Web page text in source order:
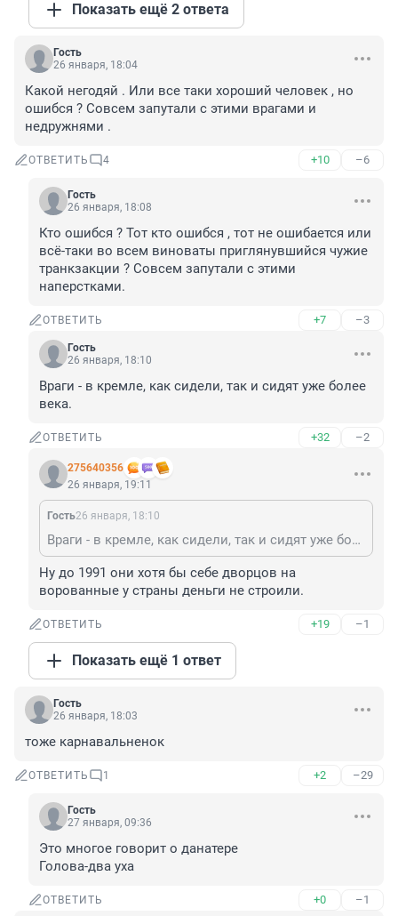
Показать ещё 2 ответа
Гость
26 января, 18:04
Какой негодяй . Или все таки хороший человек , но
ошибся ? Совсем запутали с этими врагами и
недружнями .
ОТВЕТИТЬ 4 +10 –6
Гость
26 января, 18:08
Кто ошибся ? Тот кто ошибся , тот не ошибается или
всё-таки во всем виноваты приглянувшийся чужие
транкзакции ? Совсем запутали с этими
наперстками.
ОТВЕТИТЬ +7 –3
Гость
26 января, 18:10
Враги - в кремле, как сидели, так и сидят уже более
века.
ОТВЕТИТЬ +32 –2
275640356
26 января, 19:11
Гость26 января, 18:10
Враги - в кремле, как сидели, так и сидят уже более века.
Ну до 1991 они хотя бы себе дворцов на
ворованные у страны деньги не строили.
ОТВЕТИТЬ +19 –1
Показать ещё 1 ответ
Гость
26 января, 18:03
тоже карнавальненок
ОТВЕТИТЬ 1 +2 –29
Гость
27 января, 09:36
Это многое говорит о данатере
Голова-два уха
ОТВЕТИТЬ +0 –1